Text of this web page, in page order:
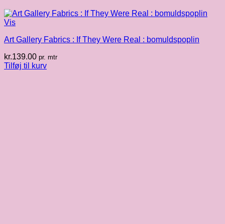
Vis
Art Gallery Fabrics : If They Were Real : bomuldspoplin
kr.139.00 pr. mtr
Tilføj til kurv